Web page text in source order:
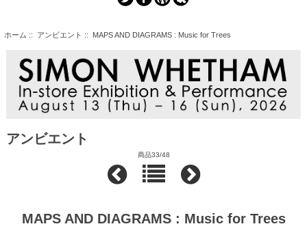
ホーム :: アンビエント :: MAPS AND DIAGRAMS : Music for Trees
アンビエント
商品33/48
MAPS AND DIAGRAMS : Music for Trees